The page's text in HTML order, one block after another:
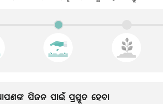
ସିଜନ ପାଇଁ ପ୍ରସ୍ତୁତ ହେବା